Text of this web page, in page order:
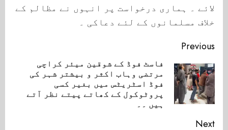
لائے ۔ ہماری درخواست پر انہوں نے مظالم کے
خلاف مسلمانوں کے لئے دعاکی ۔
Continue
Reading
Previous
فاسٹ فوڈ کے شوقین میئر کراچی
مرتضی وہاب اکثر و بیشتر شہر کی
فوڈ اسٹریٹس میں بغیر کسی
پروٹوکول کے کھاتے پیتے نظر آتے
ہیں ۔۔
Next